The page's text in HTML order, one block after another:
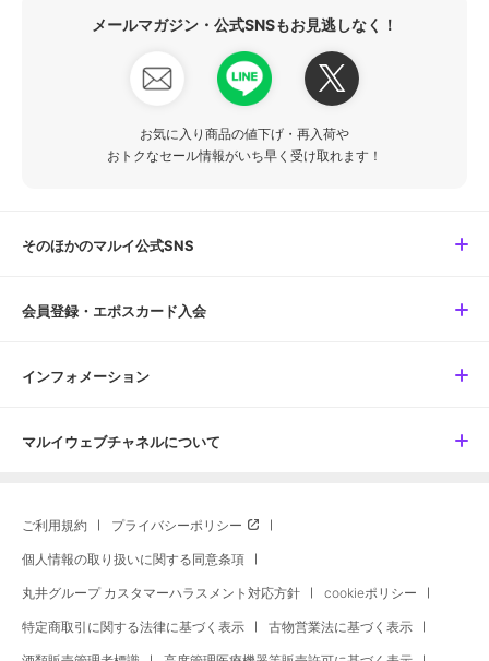
メールマガジン・公式SNSもお見逃しなく！
お気に入り商品の値下げ・再入荷や
おトクなセール情報がいち早く受け取れます！
そのほかのマルイ公式SNS
会員登録・エポスカード入会
インフォメーション
マルイウェブチャネルについて
ご利用規約 プライバシーポリシー
個人情報の取り扱いに関する同意条項
丸井グループ カスタマーハラスメント対応方針 cookieポリシー
特定商取引に関する法律に基づく表示 古物営業法に基づく表示